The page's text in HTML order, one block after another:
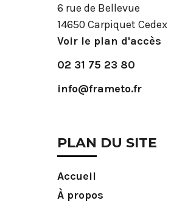
6 rue de Bellevue
14650 Carpiquet Cedex
Voir le plan d'accès
02 31 75 23 80
info@frameto.fr
PLAN DU SITE
Accueil
À propos